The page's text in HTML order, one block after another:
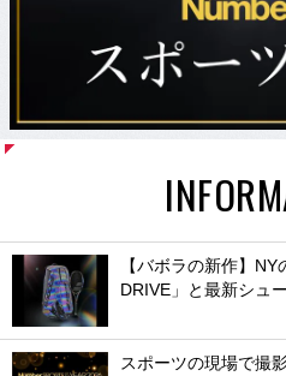
【バボラの新作】
DRIVE」と最新シュ
スポーツの現場で撮